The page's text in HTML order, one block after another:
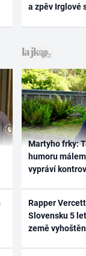
a zpěv Irglové
Martyho frky:
humoru
vypráví
Rapper
Slovensku 5
země vyhoštěn